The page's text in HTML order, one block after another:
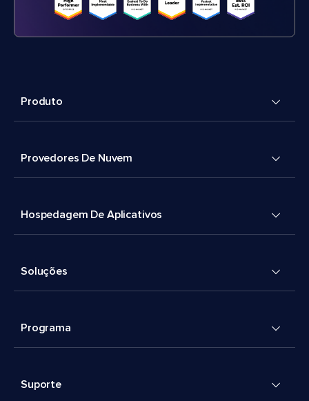
Produto
Provedores De Nuvem
Hospedagem De Aplicativos
Soluções
Programa
Suporte